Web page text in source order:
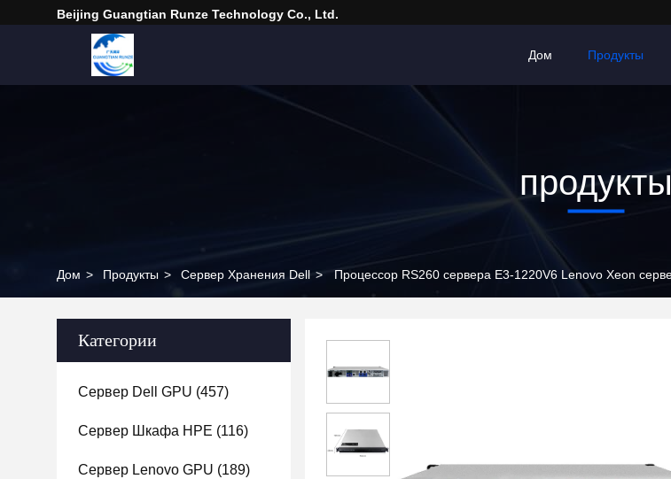
Beijing Guangtian Runze Technology Co., Ltd.
Дом Продукты
Дом > Продукты > Сервер Хранения Dell > Процессор RS260 сервера E3-1220V6 Lenovo Xeon
Категории
Сервер Dell GPU (457)
Сервер Шкафа HPE (116)
Сервер Lenovo GPU (189)